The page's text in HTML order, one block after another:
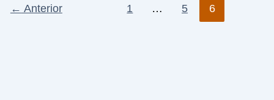
← Anterior 1 … 5 6